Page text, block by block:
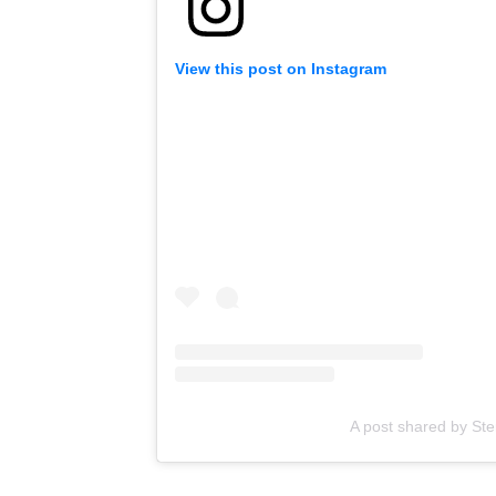
View this post on Instagram
A post shared by